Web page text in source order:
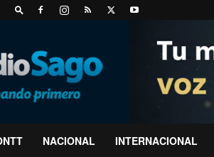
NACIONAL INTERNACIONAL